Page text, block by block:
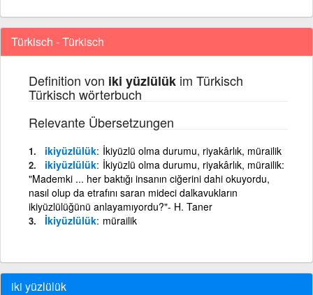
Türkisch - Türkisch
Definition von iki yüzlülük im Türkisch
Türkisch wörterbuch
Relevante Übersetzungen
ikiyüzlülük İkiyüzlü olma durumu, riyakârlık, mürailik
ikiyüzlülük İkiyüzlü olma durumu, riyakârlık, mürailik:
"Mademki ... her baktığı insanın ciğerini dahi okuyordu,
nasıl olup da etrafını saran mideci dalkavukların
ikiyüzlülüğünü anlayamıyordu?"- H. Taner
İkiyüzlülük mürailik
iki yüzlülük